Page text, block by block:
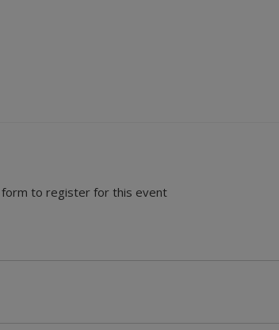
form to register for this event